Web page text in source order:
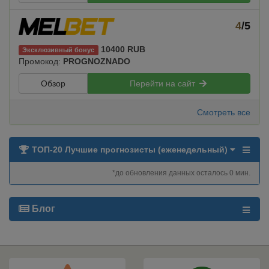
4/5
Эксклюзивный бонус
10400 RUB
Промокод: PROGNOZNADO
Обзор Перейти на сайт
Смотреть все
ТОП-20 Лучшие прогнозисты (еженедельный)
*до обновления данных осталось 0 мин.
Блог